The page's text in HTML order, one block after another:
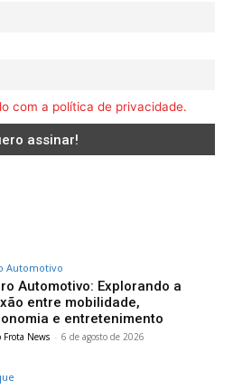
com a política de privacidade.
Automotivo
Automotivo: Explorando a
entre mobilidade,
e entretenimento
Frota News - 6 de agosto de 2026